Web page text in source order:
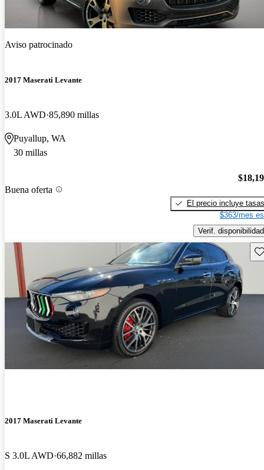
Aviso patrocinado
2017 Maserati Levante
3.0L AWD 85,890 millas
Puyallup, WA
30 millas
Buena oferta
El precio incluye tasas
$363/mes
Verif. disponibilidad
2017 Maserati Levante
S 3.0L AWD 66,882 millas